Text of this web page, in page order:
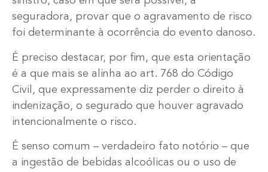
seguradora, provar que o agravamento de risco
foi determinante à ocorrência do evento danoso.
É preciso destacar, por fim, que esta orientação
é a que mais se alinha ao art. 768 do Código
Civil, que expressamente diz perder o direito à
indenização, o segurado que houver agravado
intencionalmente o risco.
É senso comum – verdadeiro fato notório – que
a ingestão de bebidas alcoólicas ou o uso de